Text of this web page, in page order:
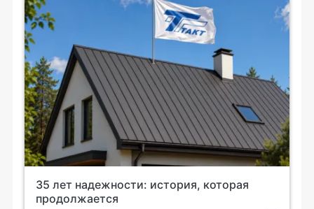
35 лет надежности: история, которая
продолжается